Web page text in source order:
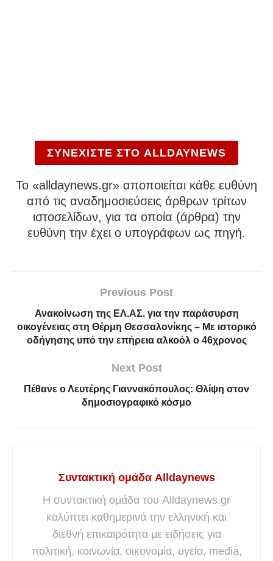
ΣΥΝΕΧΙΣΤΕ ΣΤΟ ALLDAYNEWS
To «alldaynews.gr» αποποιείται κάθε ευθύνη
από τις αναδημοσιεύσεις άρθρων τρίτων
ιστοσελίδων, για τα οποία (άρθρα) την
ευθύνη την έχει ο υπογράφων ως πηγή.
Previous Post
Ανακοίνωση της ΕΛ.ΑΣ. για την παράσυρση
οικογένειας στη Θέρμη Θεσσαλονίκης – Με ιστορικό
οδήγησης υπό την επήρεια αλκοόλ ο 46χρονος
Next Post
Πέθανε ο Λευτέρης Γιαννακόπουλος: Θλίψη στον
δημοσιογραφικό κόσμο
Συντακτική ομάδα Alldaynews
Η συντακτική ομάδα του Alldaynews.gr
καλύπτει καθημερινά την ελληνική και
διεθνή επικαιρότητα με ειδήσεις για
πολιτική, κοινωνία, οικονομία, υγεία, media,